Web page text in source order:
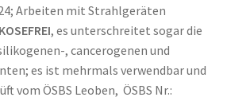
Arbeiten mit Strahlgeräten
, es unterschreitet sogar die
, cancerogenen und
es ist mehrmals verwendbar und
vom ÖSBS Leoben, ÖSBS Nr.: